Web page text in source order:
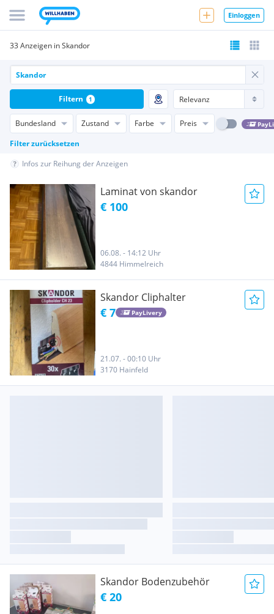
Einloggen
33 Anzeigen in Skandor
Bundesland Zustand Farbe Preis
Filter zurücksetzen
Filtern 1
Infos zur Reihung der Anzeigen
Laminat von skandor
€ 100
06.08. - 14:12 Uhr
4844 Himmelreich
Skandor Cliphalter
€ 7 PayLivery
21.07. - 00:10 Uhr
3170 Hainfeld
Skandor Bodenzubehör
€ 20